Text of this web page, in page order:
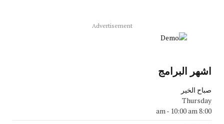
Advertisement
اشهر البرامج
صباح الخير
Thursday
8:00 am
- 10:00 am